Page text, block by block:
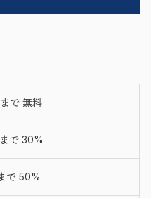
で 無料
で 30%
で 50%